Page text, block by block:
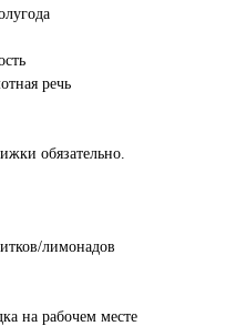
речь
обязательно.
лимонадов
на рабочем месте